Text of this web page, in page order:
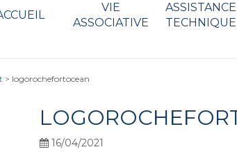
VIE
ASSOCIATIVE
ASSISTANCE
TECHNIQUE
> logorochefortocean
16/04/2021